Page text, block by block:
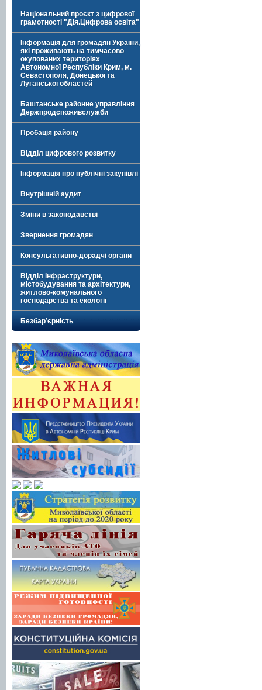
Національний проєкт з цифрової
грамотності "Дія.Цифрова освіта"
Інформація для громадян України,
які проживають на тимчасово
окупованих територіях
Автономної Республіки Крим, м.
Севастополя, Донецької та
Луганської областей
Баштанське районне управління
Держпродспоживслужби
Пробація району
Відділ цифрового розвитку
Інформація про публічні закупівлі
Внутрішній аудит
Зміни в законодавстві
Звернення громадян
Консультативно-дорадчі органи
Відділ інфраструктури,
містобудування та архітектури,
житлово-комунального
господарства та екології
Безбар’єрність